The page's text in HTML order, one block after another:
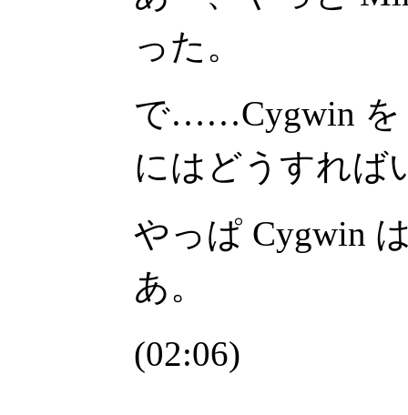
った。
で……Cygwin を
にはどうすれば
やっぱ Cygwin
あ。
(02:06)